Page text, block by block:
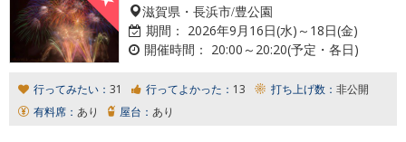
滋賀県・長浜市/豊公園
期間： 2026年9月16日(水)～18日(金)
開催時間： 20:00～20:20(予定・各日)
行ってみたい： 31 行ってよかった： 13 打ち上げ数： 非公開
有料席： あり 屋台： あり